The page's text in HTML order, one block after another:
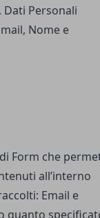
Dati Personali
Nome e
Form che
all’interno
Email e
quanto